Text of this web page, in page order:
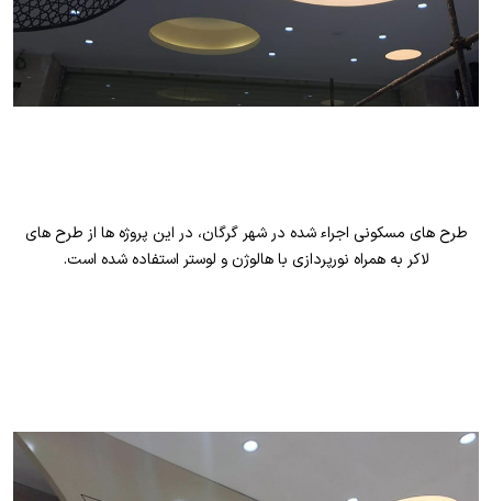
طرح های مسکونی اجراء شده در شهر گرگان، در این پروژه ها از طرح های
لاکر به همراه نورپردازی با هالوژن و لوستر استفاده شده است.